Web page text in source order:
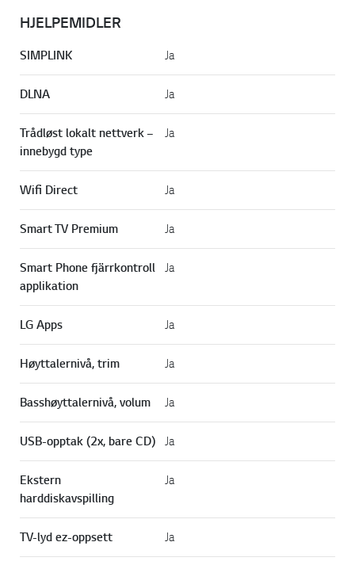
HJELPEMIDLER
SIMPLINK Ja
DLNA Ja
Trådløst lokalt nettverk –
innebygd type
Ja
Wifi Direct Ja
Smart TV Premium Ja
Smart Phone fjärrkontroll
applikation
Ja
LG Apps Ja
Høyttalernivå, trim Ja
Basshøyttalernivå, volum Ja
USB-opptak (2x, bare CD) Ja
Ekstern
harddiskavspilling
Ja
TV-lyd ez-oppsett Ja